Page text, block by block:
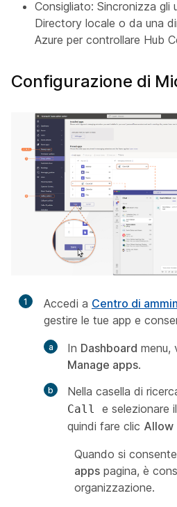
Consigliato: Sincronizza gli
Directory locale o da una
Azure per controllare Hub
Configurazione di
1 Accedi a Centro di
gestire le tue app e
In Dashboard menu,
Manage apps.
Nella casella di
Call
e selezionare
quindi fare clic Allow
Quando si
apps pagina, è
organizzazione.